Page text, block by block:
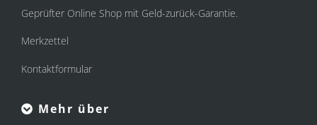
Geprüfter Online Shop mit Geld-zurück-Garantie.
Merkzettel
Kontaktformular
Mehr über